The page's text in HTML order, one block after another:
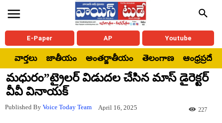
E-Paper AP Youtube
వార్తలు జాతీయం అంతర్జాతీయం తెలంగాణ ఆంధ్రప్రదేశ్
మధురం”ట్రైలర్ విడుదల చేసిన మాస్ డైరెక్టర్
వీవీ వినాయక్
Published By Voice Today Team April 16, 2025 227